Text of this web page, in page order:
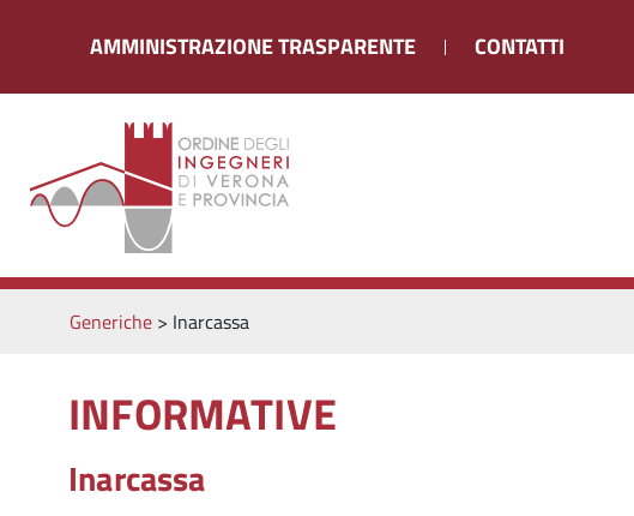
AMMINISTRAZIONE TRASPARENTE CONTATTI
Generiche> Inarcassa
INFORMATIVE
Inarcassa